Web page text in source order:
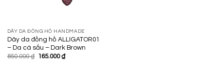
DÂY DA ĐỒNG HỒ HANDMADE
Dây da đồng hồ ALLIGATOR01
– Da cá sấu – Dark Brown
850.000₫
Giá
165.000₫Giá